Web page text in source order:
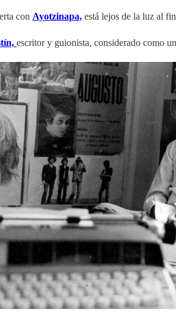
con Ayotzinapa, está lejos de la luz al
escritor y guionista, considerado como